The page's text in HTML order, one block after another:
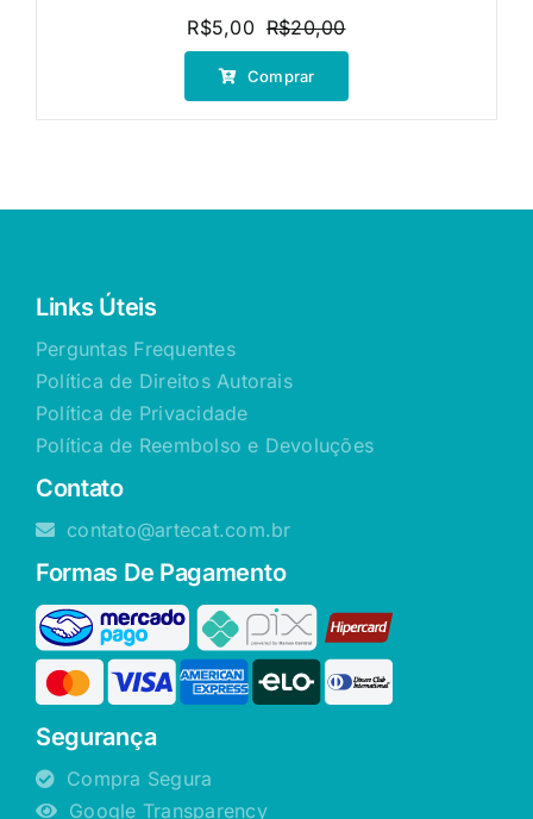
R$20,00O
preço
era:
R$5,00
O
preço
é:
Comprar
Links Úteis
Perguntas Frequentes
Política de Direitos Autorais
Política de Privacidade
Política de Reembolso e Devoluções
Contato
contato@artecat.com.br
Formas De Pagamento
Segurança
Compra Segura
Google Transparency